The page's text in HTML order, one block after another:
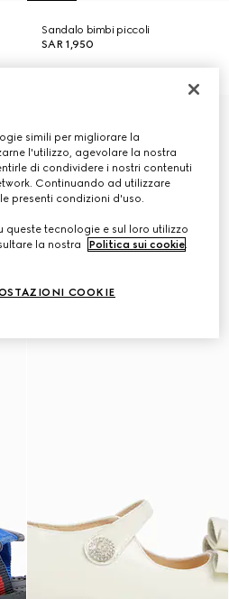
Sandalo bimbi piccoli
SAR 1,950
simili per migliorare la
l'utilizzo, agevolare la nostra
di condividere i nostri contenuti
Continuando ad utilizzare
presenti condizioni d'uso.
queste tecnologie e sul loro utilizzo
la nostra
Politica sui cookie
COOKIE